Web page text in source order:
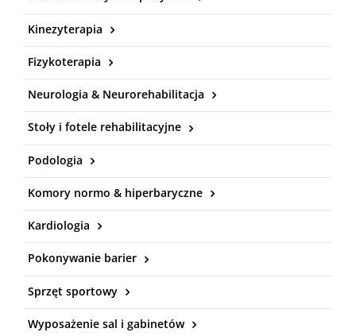
Kinezyterapia
Fizykoterapia
Neurologia & Neurorehabilitacja
Stoły i fotele rehabilitacyjne
Podologia
Komory normo & hiperbaryczne
Kardiologia
Pokonywanie barier
Sprzęt sportowy
Wyposażenie sal i gabinetów